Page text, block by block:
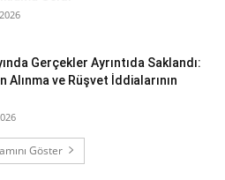
Gerçekler Ayrıntıda Saklandı:
Alınma ve Rüşvet İddialarının
Göster